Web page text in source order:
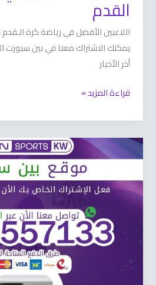
القدم
اللاعبين الأفضل في رياضة كرة الـقدم
يمكنك الاشتراك معنا في بين سبورت
أخر الأخبار
قراءة المزيد »
موقع
بين
سبورت
66633738